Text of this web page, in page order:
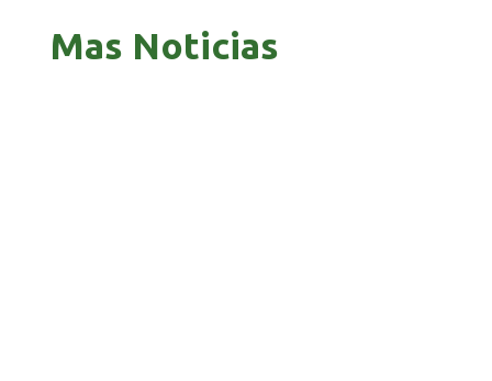
Mas Noticias